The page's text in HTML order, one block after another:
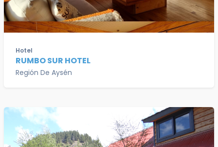
Hotel
RUMBO SUR HOTEL
Región De Aysén